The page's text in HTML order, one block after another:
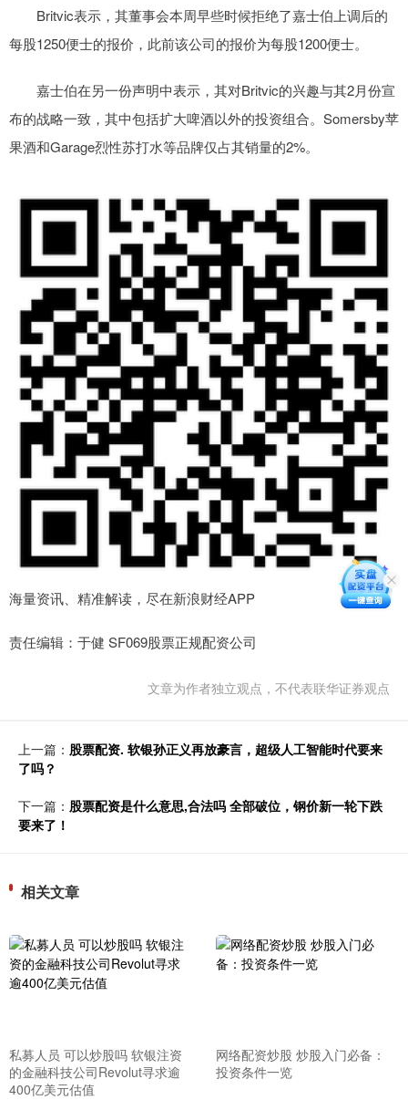
Britvic表示，其董事会本周早些时候拒绝了嘉士伯上调后的
每股1250便士的报价，此前该公司的报价为每股1200便士。
嘉士伯在另一份声明中表示，其对Britvic的兴趣与其2月份宣
布的战略一致，其中包括扩大啤酒以外的投资组合。Somersby苹
果酒和Garage烈性苏打水等品牌仅占其销量的2%。
海量资讯、精准解读，尽在新浪财经APP
责任编辑：于健 SF069股票正规配资公司
文章为作者独立观点，不代表联华证券观点
上一篇： 股票配资. 软银孙正义再放豪言，超级人工智能时代要来
了吗？
下一篇： 股票配资是什么意思,合法吗 全部破位，钢价新一轮下跌
要来了！
相关文章
私募人员 可以炒股吗 软银注资
的金融科技公司Revolut寻求逾
400亿美元估值
网络配资炒股 炒股入门必备：
投资条件一览